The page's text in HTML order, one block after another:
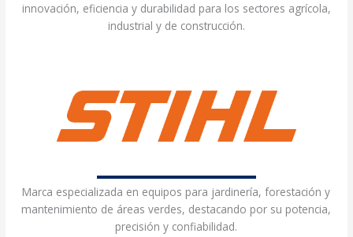
innovación, eficiencia y durabilidad para los sectores agrícola,
industrial y de construcción.
Marca especializada en equipos para jardinería, forestación y
mantenimiento de áreas verdes, destacando por su potencia,
precisión y confiabilidad.